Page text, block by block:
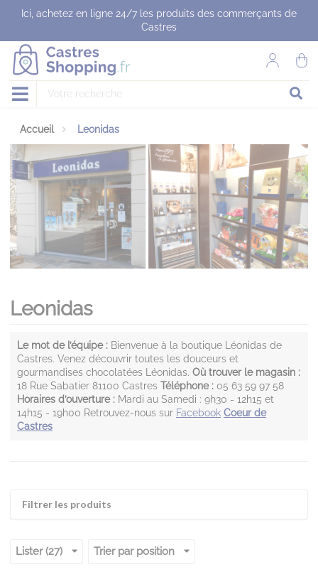
Ici, achetez en ligne 24/7 les produits des commerçants de
Castres
Accueil Leonidas
Leonidas
Le mot de l’équipe : Bienvenue à la boutique Léonidas de
Castres. Venez découvrir toutes les douceurs et
gourmandises chocolatées Léonidas. Où trouver le magasin :
18 Rue Sabatier 81100 Castres Téléphone : 05 63 59 97 58
Horaires d’ouverture : Mardi au Samedi : 9h30 - 12h15 et
14h15 - 19h00 Retrouvez-nous sur Facebook Coeur de
Castres
Filtrer les produits
Lister (27) Trier par position
Panneau de gestion des cookies